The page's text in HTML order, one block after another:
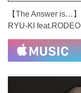
【The Answer is…】
RYU-KI feat.RODEO